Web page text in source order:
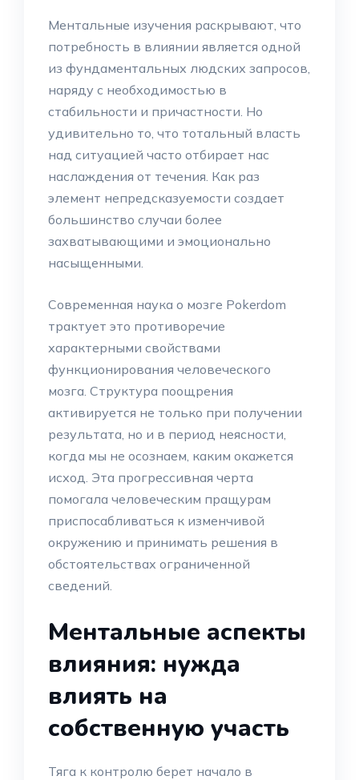
Ментальные изучения раскрывают, что
потребность в влиянии является одной
из фундаментальных людских запросов,
наряду с необходимостью в
стабильности и причастности. Но
удивительно то, что тотальный власть
над ситуацией часто отбирает нас
наслаждения от течения. Как раз
элемент непредсказуемости создает
большинство случаи более
захватывающими и эмоционально
насыщенными.
Современная наука о мозге Pokerdom
трактует это противоречие
характерными свойствами
функционирования человеческого
мозга. Структура поощрения
активируется не только при получении
результата, но и в период неясности,
когда мы не осознаем, каким окажется
исход. Эта прогрессивная черта
помогала человеческим пращурам
приспосабливаться к изменчивой
окружению и принимать решения в
обстоятельствах ограниченной
сведений.
Ментальные аспекты
влияния: нужда
влиять на
собственную участь
Тяга к контролю берет начало в